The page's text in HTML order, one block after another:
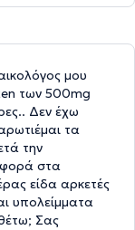
μου
των 500mg
Δεν έχω
τα
την
στα
είδα αρκετές
υπολείμματα
Σας